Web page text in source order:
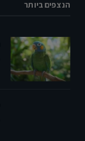
הנצפים ביותר